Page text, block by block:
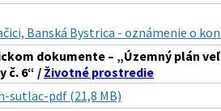
Banská Bystrica - oznámenie o
dokumente – „Územný plán
č. 6“ / Životné prostredie
sutlac-pdf (21,8 MB)